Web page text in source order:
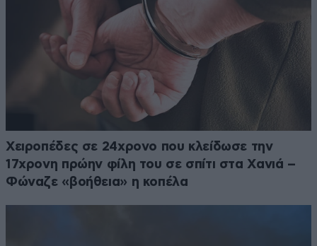
Χειροπέδες σε 24χρονο που κλείδωσε την
17χρονη πρώην φίλη του σε σπίτι στα Χανιά –
Φώναζε «βοήθεια» η κοπέλα